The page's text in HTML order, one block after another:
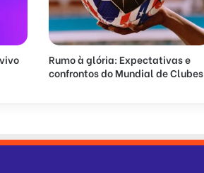
Rumo à glória: Expectativas e
confrontos do Mundial de Clubes